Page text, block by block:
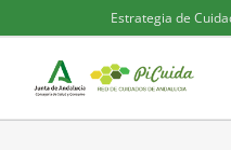
al
contenido
Estrategia de